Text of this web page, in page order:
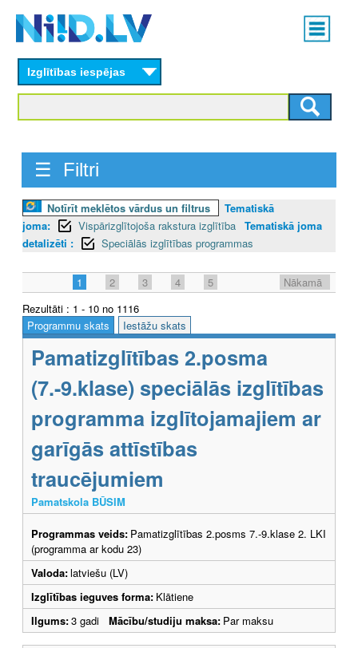
content
Main
menu
Izglītības iespējas
☰ Filtri
Notīrīt meklētos vārdus un filtrus
Tematiskā
joma:
Vispārizglītojoša rakstura izglītība Tematiskā joma
detalizēti :
Speciālās izglītības programmas
1 2 3 4 5
Nākamā
Rezultāti : 1 - 10 no 1116
Programmu skats
Iestāžu skats
Pamatizglītības 2.posma
(7.-9.klase) speciālās izglītības
programma izglītojamajiem ar
garīgās attīstības
traucējumiem
Pamatskola BŪSIM
Programmas veids: Pamatizglītības 2.posms 7.-9.klase 2. LKI
(programma ar kodu 23)
Valoda:latviešu (LV)
Izglītības ieguves forma: Klātiene
Ilgums:3 gadi Mācību/studiju maksa: Par maksu